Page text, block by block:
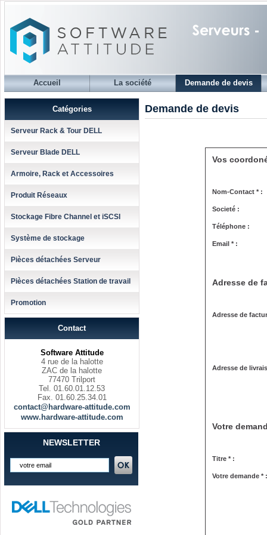
Accueil La société Demande de devis
Catégories
Serveur Rack & Tour DELL
Serveur Blade DELL
Armoire, Rack et Accessoires
Produit Réseaux
Stockage Fibre Channel et iSCSI
Système de stockage
Pièces détachées Serveur
Pièces détachées Station de travail
Promotion
Contact
Software Attitude
4 rue de la halotte
ZAC de la halotte
77470 Trilport
Tel. 01.60.01.12.53
Fax. 01.60.25.34.01
contact@hardware-attitude.com
www.hardware-attitude.com
NEWSLETTER
Demande de devis
Vos
Nom-Contact * :
Societé :
Téléphone :
Email * :
Adresse de
Adresse de
Adresse de
Votre
Titre * :
Votre demande * :